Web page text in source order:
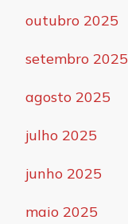
outubro 2025
setembro 2025
agosto 2025
julho 2025
junho 2025
maio 2025